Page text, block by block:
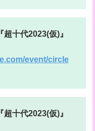
十代2023(仮)』
event/circle
十代2023(仮)』